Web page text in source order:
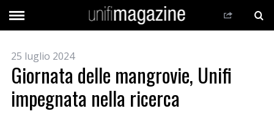
25 luglio 2024
Giornata delle mangrovie, Unifi
impegnata nella ricerca